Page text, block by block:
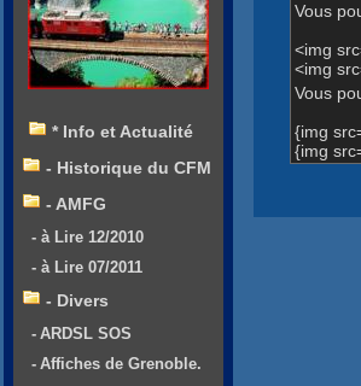
Vous
<img
<img
Vous
{img
{img
* Info et Actualité
- Historique du CFM
- AMFG
- à Lire 12/2010
- à Lire 07/2011
- Divers
- ARDSL SOS
- Affiches de Grenoble.